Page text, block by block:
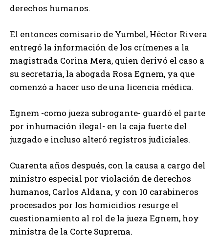
derechos humanos.
El entonces comisario de Yumbel, Héctor Rivera
entregó la información de los crímenes a la
magistrada Corina Mera, quien derivó el caso a
su secretaria, la abogada Rosa Egnem, ya que
comenzó a hacer uso de una licencia médica.
Egnem -como jueza subrogante- guardó el parte
por inhumación ilegal- en la caja fuerte del
juzgado e incluso alteró registros judiciales.
Cuarenta años después, con la causa a cargo del
ministro especial por violación de derechos
humanos, Carlos Aldana, y con 10 carabineros
procesados por los homicidios resurge el
cuestionamiento al rol de la jueza Egnem, hoy
ministra de la Corte Suprema.